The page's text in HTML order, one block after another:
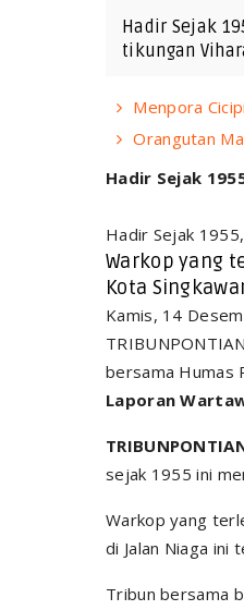
Hadir Sejak
tikungan
Menpora
Orangutan
Hadir Sejak
Hadir Sejak
Warkop yang
Kota
Kamis, 14
bersama Humas
Laporan
sejak 1955 ini
Warkop yang
di Jalan Niaga ini
Tribun bersama